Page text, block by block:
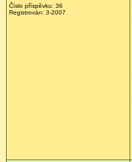
Číslo příspěvku: 36
Registrován: 3-2007